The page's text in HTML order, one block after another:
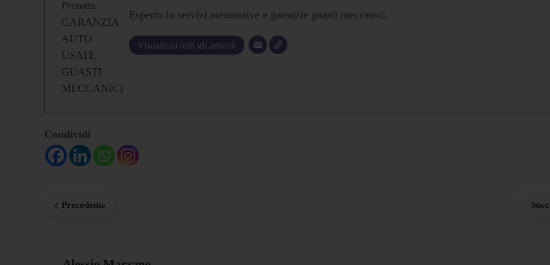
Esperto in servizi automotive e garanzie guasti meccanici.
Visualizza tutti gli articoli
Condividi
Precedente